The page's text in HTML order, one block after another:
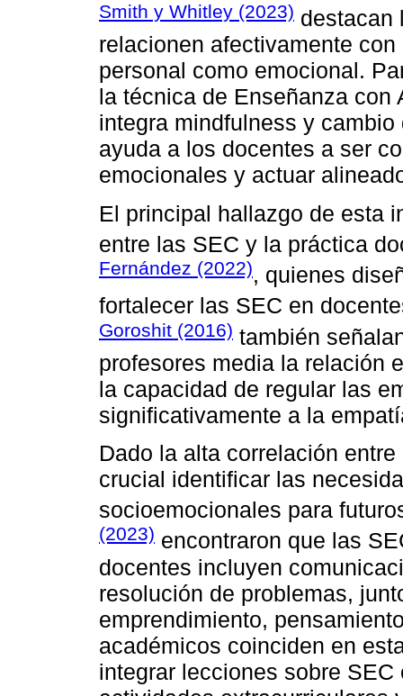
Smith y Whitley (2023) destacan
relacionen afectivamente
personal como emocional.
la técnica de Enseñanza con
integra mindfulness y
ayuda a los docentes a ser
emocionales y actuar
El principal hallazgo de esta
entre las SEC y la práctica
Fernández (2022), quienes
fortalecer las SEC en
Goroshit (2016) también
profesores media la relación
la capacidad de regular las
significativamente a la
Dado la alta correlación
crucial identificar las
socioemocionales para
(2023) encontraron que las
docentes incluyen
resolución de problemas,
emprendimiento,
académicos coinciden en
integrar lecciones sobre